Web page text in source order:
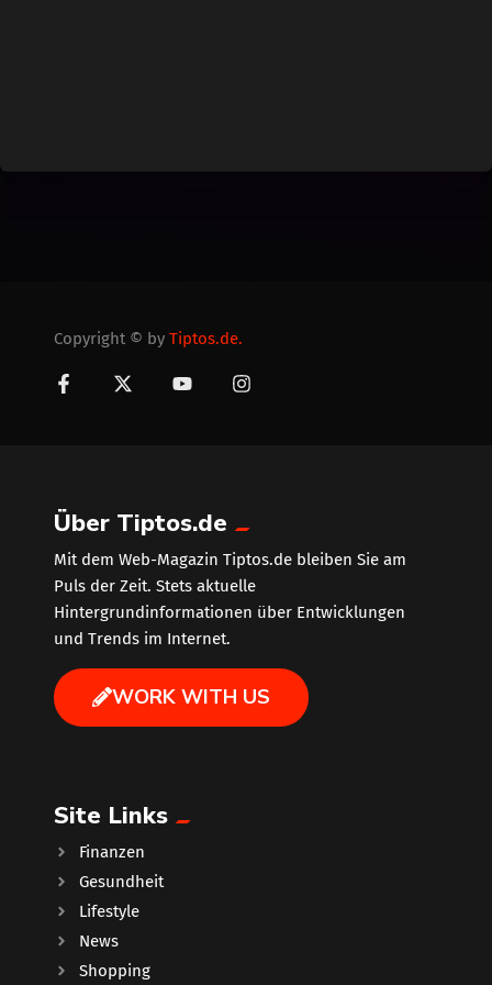
Copyright © by Tiptos.de.
Über Tiptos.de
Mit dem Web-Magazin Tiptos.de bleiben Sie am
Puls der Zeit. Stets aktuelle
Hintergrundinformationen über Entwicklungen
und Trends im Internet.
WORK WITH US
Site Links
Finanzen
Gesundheit
Lifestyle
News
Shopping